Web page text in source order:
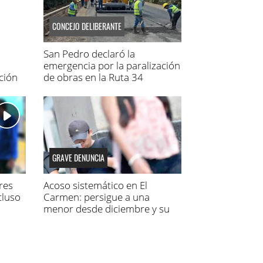
CONCEJO DELIBERANTE
San Pedro declaró la
emergencia por la paralización
de obras en la Ruta 34
GRAVE DENUNCIA
Acoso sistemático en El
Carmen: persigue a una
menor desde diciembre y su